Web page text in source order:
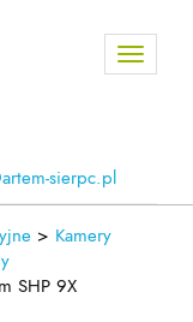
Toggle
sierpc.pl
> Kamery
SHP 9X